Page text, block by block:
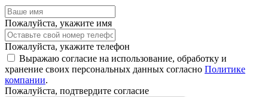
Пожалуйста, укажите имя
Пожалуйста, укажите телефон
Выражаю согласие на использование, обработку и
хранение своих персональных данных согласно Политике
компании.
Пожалуйста, подтвердите согласие